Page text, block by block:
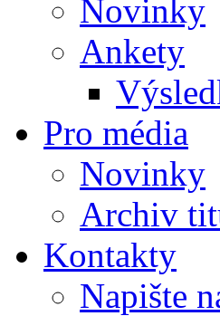
Novinky
Ankety
Pro média
Novinky
Archiv
Kontakty
Napište